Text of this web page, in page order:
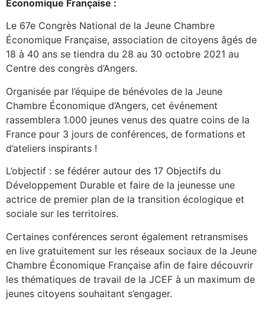
Économique Française :
Le 67e Congrès National de la Jeune Chambre
Économique Française, association de citoyens âgés de
18 à 40 ans se tiendra du 28 au 30 octobre 2021 au
Centre des congrès d’Angers.
Organisée par l’équipe de bénévoles de la Jeune
Chambre Économique d’Angers, cet événement
rassemblera 1.000 jeunes venus des quatre coins de la
France pour 3 jours de conférences, de formations et
d’ateliers inspirants !
L’objectif : se fédérer autour des 17 Objectifs du
Développement Durable et faire de la jeunesse une
actrice de premier plan de la transition écologique et
sociale sur les territoires.
Certaines conférences seront également retransmises
en live gratuitement sur les réseaux sociaux de la Jeune
Chambre Économique Française afin de faire découvrir
les thématiques de travail de la JCEF à un maximum de
jeunes citoyens souhaitant s’engager.